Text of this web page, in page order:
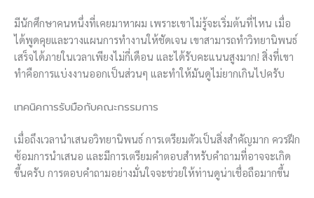
มีนักศึกษาคนหนึ่งที่เคยมาหาผม เพราะเขาไม่รู้จะเริ่มต้นที่ไหน เมื่อ
ได้พูดคุยและวางแผนการทำงานให้ชัดเจน เขาสามารถทำวิทยานิพนธ์
เสร็จได้ภายในเวลาเพียงไม่กี่เดือน และได้รับคะแนนสูงมาก! สิ่งที่เขา
ทำคือการแบ่งงานออกเป็นส่วนๆ และทำให้มันดูไม่ยากเกินไปครับ
เทคนิคการรับมือกับคณะกรรมการ
เมื่อถึงเวลานำเสนอวิทยานิพนธ์ การเตรียมตัวเป็นสิ่งสำคัญมาก ควรฝึก
ซ้อมการนำเสนอ และมีการเตรียมคำตอบสำหรับคำถามที่อาจจะเกิด
ขึ้นครับ การตอบคำถามอย่างมั่นใจจะช่วยให้ท่านดูน่าเชื่อถือมากขึ้น